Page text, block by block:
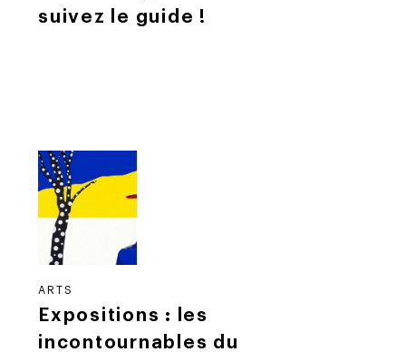
suivez le guide !
ARTS
Expositions : les
incontournables du